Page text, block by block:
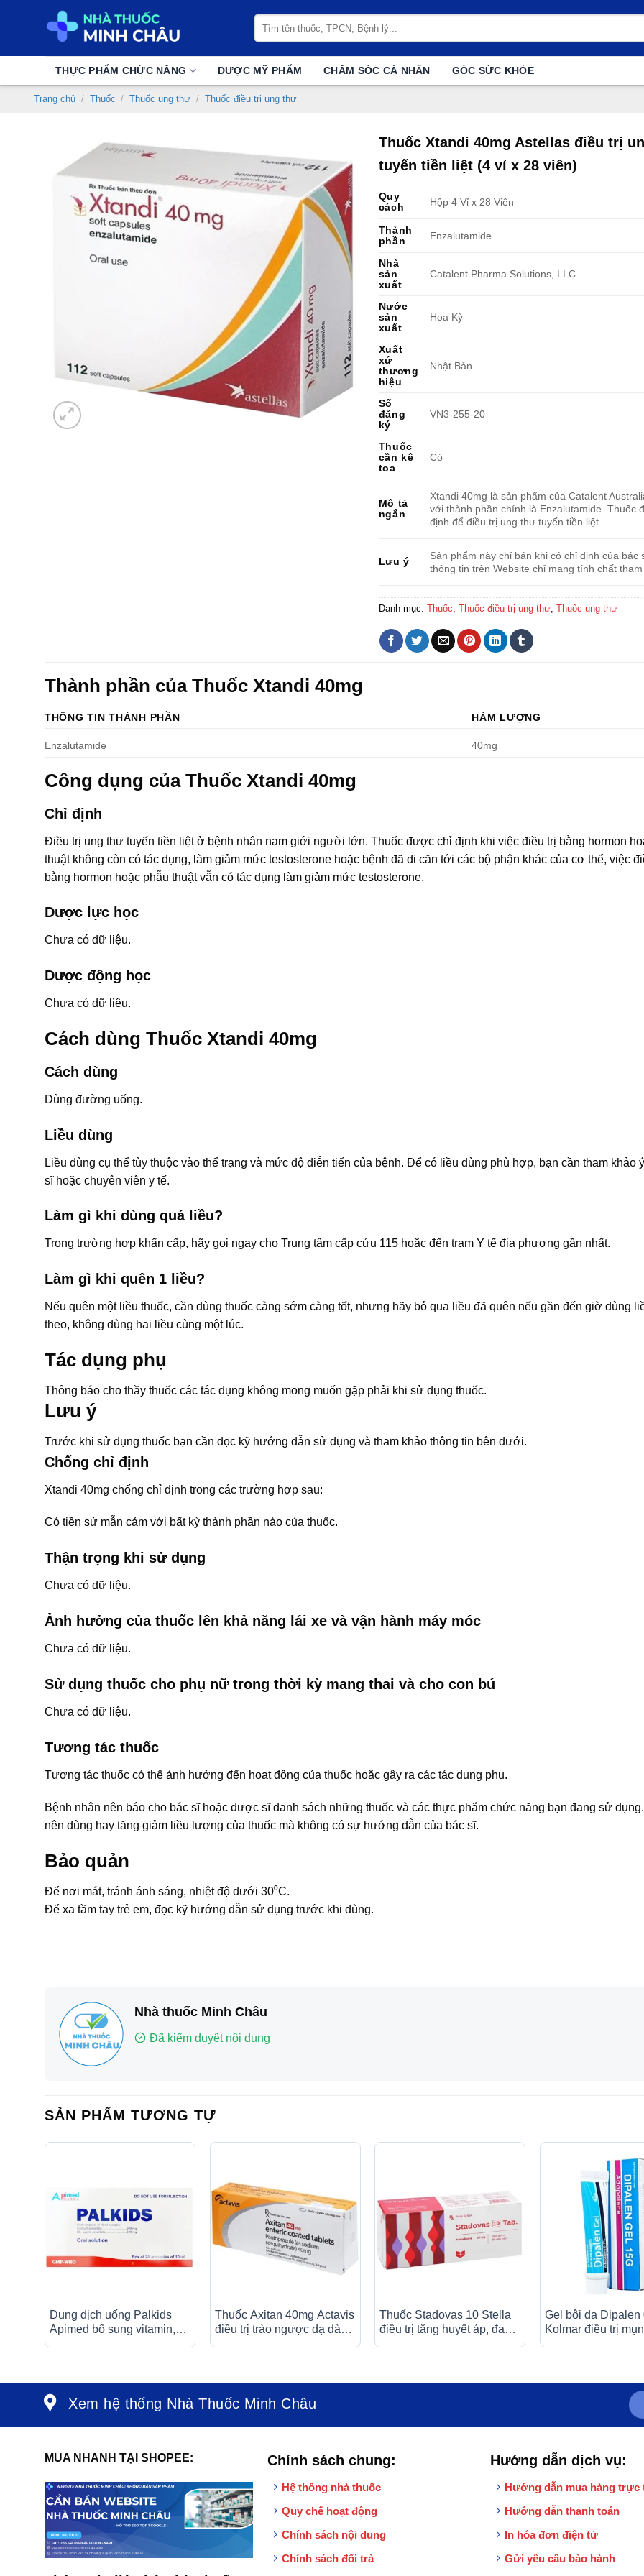
kiếm:
THỰC PHẨM CHỨC NĂNG DƯỢC MỸ PHẨM CHĂM SÓC CÁ NHÂN GÓC SỨC KHỎE
Trang chủ / Thuốc / Thuốc ung thư / Thuốc điều trị ung thư
Thuốc Xtandi 40mg Astellas điều trị
tuyến tiền liệt (4 vỉ x 28 viên)
Quy
cách
Hộp 4 Vỉ x 28 Viên
Thành
phần
Enzalutamide
Nhà
sản
xuất
Catalent Pharma Solutions, LLC
Nước
sản
xuất
Hoa Kỳ
Xuất
xứ
thương
hiệu
Nhật Bản
Số
đăng
ký
VN3-255-20
Thuốc
cần kê
toa
Có
Mô tả
ngắn
Xtandi 40mg là sản phẩm của Catalent
với thành phần chính là Enzalutamide. Thuốc
định để điều trị ung thư tuyến tiền liệt.
Lưu ý
Sản phẩm này chỉ bán khi có chỉ định của bác
thông tin trên Website chỉ mang tính chất tham
Danh mục: Thuốc, Thuốc điều trị ung thư, Thuốc ung thư
Thành phần của Thuốc Xtandi 40mg
THÔNG TIN THÀNH PHẦN HÀM LƯỢNG
Enzalutamide 40mg
Công dụng của Thuốc Xtandi 40mg
Chỉ định
Điều trị ung thư tuyến tiền liệt ở bệnh nhân nam giới người lớn. Thuốc được chỉ định khi việc điều trị bằng hormon
thuật không còn có tác dụng, làm giảm mức testosterone hoặc bệnh đã di căn tới các bộ phận khác của cơ thể, việc
bằng hormon hoặc phẫu thuật vẫn có tác dụng làm giảm mức testosterone.
Dược lực học
Chưa có dữ liệu.
Dược động học
Chưa có dữ liệu.
Cách dùng Thuốc Xtandi 40mg
Cách dùng
Dùng đường uống.
Liều dùng
Liều dùng cụ thể tùy thuộc vào thể trạng và mức độ diễn tiến của bệnh. Để có liều dùng phù hợp, bạn cần tham khảo
sĩ hoặc chuyên viên y tế.
Làm gì khi dùng quá liều?
Trong trường hợp khẩn cấp, hãy gọi ngay cho Trung tâm cấp cứu 115 hoặc đến trạm Y tế địa phương gần nhất.
Làm gì khi quên 1 liều?
Nếu quên một liều thuốc, cần dùng thuốc càng sớm càng tốt, nhưng hãy bỏ qua liều đã quên nếu gần đến giờ dùng
theo, không dùng hai liều cùng một lúc.
Tác dụng phụ
Thông báo cho thầy thuốc các tác dụng không mong muốn gặp phải khi sử dụng thuốc.
Lưu ý
Trước khi sử dụng thuốc bạn cần đọc kỹ hướng dẫn sử dụng và tham khảo thông tin bên dưới.
Chống chỉ định
Xtandi 40mg chống chỉ định trong các trường hợp sau:
Có tiền sử mẫn cảm với bất kỳ thành phần nào của thuốc.
Thận trọng khi sử dụng
Chưa có dữ liệu.
Ảnh hưởng của thuốc lên khả năng lái xe và vận hành máy móc
Chưa có dữ liệu.
Sử dụng thuốc cho phụ nữ trong thời kỳ mang thai và cho con bú
Chưa có dữ liệu.
Tương tác thuốc
Tương tác thuốc có thể ảnh hưởng đến hoạt động của thuốc hoặc gây ra các tác dụng phụ.
Bệnh nhân nên báo cho bác sĩ hoặc dược sĩ danh sách những thuốc và các thực phẩm chức năng bạn đang sử
nên dùng hay tăng giảm liều lượng của thuốc mà không có sự hướng dẫn của bác sĩ.
Bảo quản
Để nơi mát, tránh ánh sáng, nhiệt độ dưới 30⁰C.
Để xa tầm tay trẻ em, đọc kỹ hướng dẫn sử dụng trước khi dùng.
Nhà thuốc Minh Châu
Đã kiểm duyệt nội dung
SẢN PHẨM TƯƠNG TỰ
Dung dịch uống Palkids
Apimed bổ sung vitamin,
Thuốc Axitan 40mg Actavis
điều trị trào ngược dạ dày –
Thuốc Stadovas 10 Stella
điều trị tăng huyết áp, đau
Gel bôi da Dipalen
Kolmar điều trị
Xem hệ thống Nhà Thuốc Minh Châu
MUA NHANH TẠI SHOPEE: Chính sách chung:
Hệ thống nhà thuốc
Quy chế hoạt động
Chính sách nội dung
Chính sách đổi trả
Hướng dẫn dịch vụ:
Hướng dẫn mua hàng trực
Hướng dẫn thanh toán
In hóa đơn điện tử
Gửi yêu cầu bảo hành